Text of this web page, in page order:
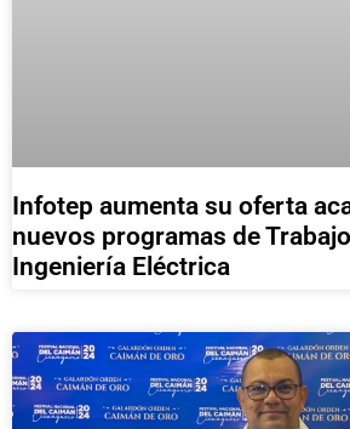
Infotep aumenta su oferta
nuevos programas de
Ingeniería Eléctrica